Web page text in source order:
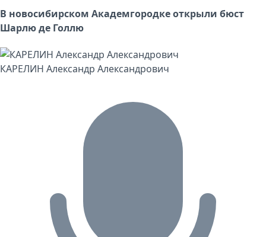
В новосибирском Академгородке открыли бюст
Шарлю де Голлю
КАРЕЛИН Александр Александрович